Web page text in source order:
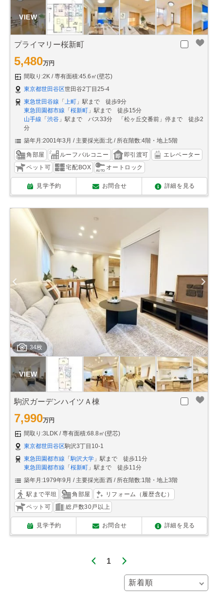
プライマリー桜新町
5,480万円
間取り:2K
専有面積:45.6㎡(壁芯)
東京都世田谷区世田谷2丁目25-4
東急世田谷線 「 上町 」駅まで 徒歩9分
東急田園都市線 「 桜新町 」駅まで 徒歩15分
山手線 「 渋谷 」駅まで バス33分 「松ヶ丘交番前」停まで 徒歩2
分
築年月:2001年3月
主要採光面:北 所在階数:4階・地上5階
角部屋 ルーフバルコニー 即引渡可
エレベーター
ペット可
宅配BOX オートロック
見学予約 お問合せ 詳細を見る
34枚
駒沢ガーデンハイツＡ棟
7,990万円
間取り:3LDK
専有面積:68.8㎡(壁芯)
東京都世田谷区駒沢3丁目10-1
東急田園都市線 「駒沢大学 」駅まで 徒歩11分
東急田園都市線 「 桜新町 」駅まで 徒歩11分
築年月:1979年9月
主要採光面:西 所在階数:1階・地上3階
駅まで平坦 角部屋
リフォーム（履歴含む）
ペット可
総戸数30戸以上
見学予約 お問合せ 詳細を見る
1